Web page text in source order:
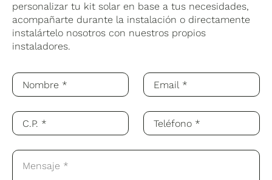
personalizar tu kit solar en base a tus necesidades,
acompañarte durante la instalación o directamente
instalártelo nosotros con nuestros propios
instaladores.